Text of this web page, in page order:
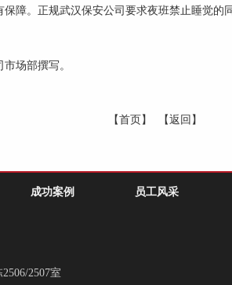
障。正规武汉保安公司要求夜班禁止睡觉
场部撰写。
【首页】 【返回】
成功案例 员工风采
2507室